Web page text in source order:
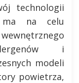
technologii
na celu
i
modeli
powietrza,